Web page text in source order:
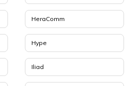
HeraComm
Hype
Iliad